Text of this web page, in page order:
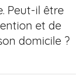
Peut-il être
et de
domicile ?